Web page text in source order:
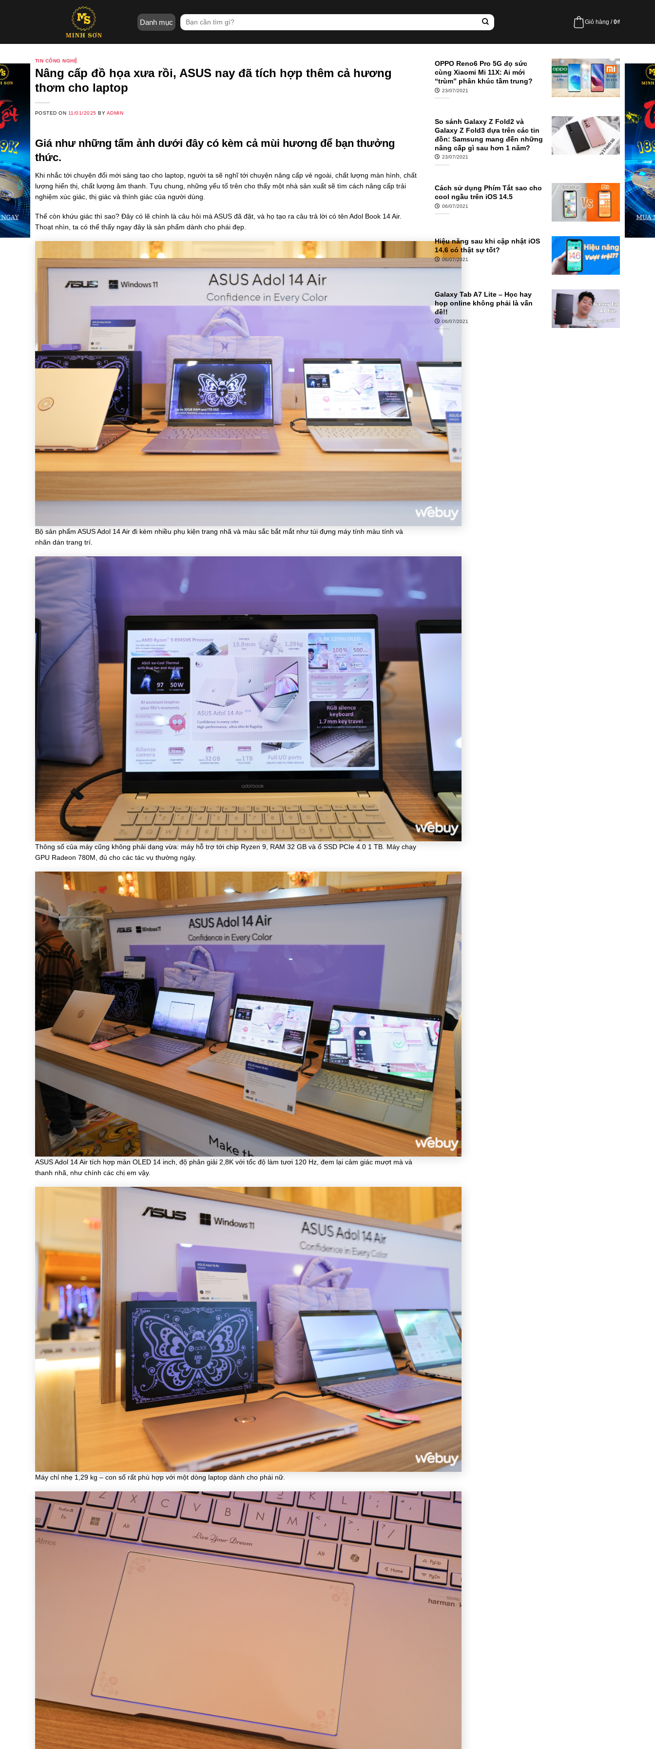
Danh mục
Tìm
kiếm:
Giỏ hàng /0₫
TIN CÔNG NGHỆ
Nâng cấp đồ họa xưa rồi, ASUS nay đã tích hợp thêm cả hương
thơm cho laptop
POSTED ON 11/01/2025 BY ADMIN
Giá như những tấm ảnh dưới đây có kèm cả mùi hương để bạn thưởng
thức.
Khi nhắc tới chuyện đổi mới sáng tạo cho laptop, người ta sẽ nghĩ tới chuyện nâng cấp vẻ ngoài, chất lượng màn hình, chất
lượng hiển thị, chất lượng âm thanh. Tựu chung, những yếu tố trên cho thấy một nhà sản xuất sẽ tìm cách nâng cấp trải
nghiệm xúc giác, thị giác và thính giác của người dùng.
Thế còn khứu giác thì sao? Đây có lẽ chính là câu hỏi mà ASUS đã đặt, và họ tạo ra câu trả lời có tên Adol Book 14 Air.
Thoạt nhìn, ta có thể thấy ngay đây là sản phẩm dành cho phái đẹp.
Bộ sản phẩm ASUS Adol 14 Air đi kèm nhiều phụ kiện trang nhã và màu sắc bắt mắt như túi đựng máy tính màu tính và
nhãn dán trang trí.
Thông số của máy cũng không phải dạng vừa: máy hỗ trợ tới chip Ryzen 9, RAM 32 GB và ổ SSD PCIe 4.0 1 TB. Máy chạy
GPU Radeon 780M, đủ cho các tác vụ thường ngày.
ASUS Adol 14 Air tích hợp màn OLED 14 inch, độ phân giải 2,8K với tốc độ làm tươi 120 Hz, đem lại cảm giác mượt mà và
thanh nhã, như chính các chị em vậy.
Máy chỉ nhẹ 1,29 kg – con số rất phù hợp với một dòng laptop dành cho phái nữ.
OPPO Reno6 Pro 5G đọ sức
cùng Xiaomi Mi 11X: Ai mới
“trùm” phân khúc tầm trung?
23/07/2021
So sánh Galaxy Z Fold2 và
Galaxy Z Fold3 dựa trên các tin
đồn: Samsung mang đến những
nâng cấp gì sau hơn 1 năm?
23/07/2021
Cách sử dụng Phím Tắt sao cho
cool ngầu trên iOS 14.5
06/07/2021
Hiệu năng sau khi cập nhật iOS
14.6 có thật sự tốt?
06/07/2021
Galaxy Tab A7 Lite – Học hay
họp online không phải là vấn
đề!!
06/07/2021